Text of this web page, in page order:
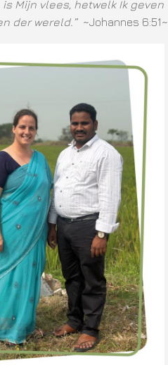
Mijn vlees, hetwelk Ik geven
der wereld.” ~Johannes 6:51~